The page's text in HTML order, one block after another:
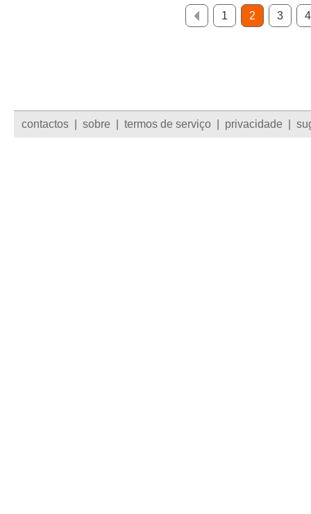
1 2 3 4
contactos sobre termos de serviço privacidade